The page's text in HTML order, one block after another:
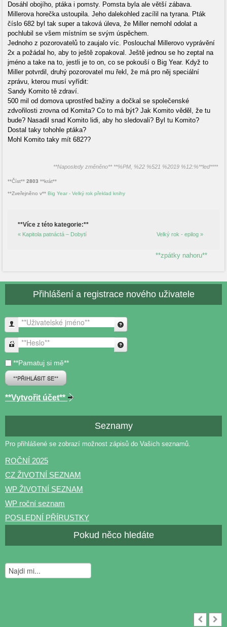
Dosáhl obojího, ptáka i pomsty. Pomsta byla ale větší zábava.
Millerova horečka ustoupila. Jeho dalekohled zacílil na tyrana. Pták
číslo 682 byl tak super a taková úleva, že Miller nemohl odolat a
pochlubil se všem místním se svým úspěchem.
Jednoho z pozorovatelů to zaujalo víc. Poslouchal Millerovo vyprávění
2x a požádal ho, aby to ještě zopakoval. Ještě jednou se ho zeptal na
jméno a take na to, jestli je to on, co se pokouší o Big Year. Když to
Miller potvrdil, druhý pozorovatel mu řekl, že má pro něj speciální
zprávu, kterou musí vyřídit:
Sandy Komito tě zdraví.
500 mil od domova uprostřed bažiny a dočkal se společenské
zdvořilosti zrovna od Komita? Co to má být? Jak Komito věděl, že tu
bude? Nasadil snad Komito lidi, aby ho sledovali? Byl tu Komito?
Dostal taky tohohle ptáka?
Mohl Komito taky mít 682??
**Naposledy změněno** **%PM, %22 %521 %2019 %12:%**led****
**Číst** 2803 **krát**
**Zveřejněno v** Big Year - Velký rok překlad knihy
**Více z této kategorie:**
« Kapitola patnáctá – Dobytí Velký rok - epilog »
**zpátky nahoru**
Přihlášení a registrace nového uživatele
**Uživatelské jméno**
**Heslo**
**Pamatuj si mě**
**PŘIHLÁSIT SE**
**Vytvořit účet**
Seznamy
Pro přihlášené se zobrazí možnost zápisů do Vašich seznamů.
ROČNÍ 2025
CZ ŽIVOTNÍ SEZNAM
WP ŽIVOTNÍ SEZNAM
WP roční seznam
POSLEDNÍ PŘÍRUSTKY
Pokud něco hledáte